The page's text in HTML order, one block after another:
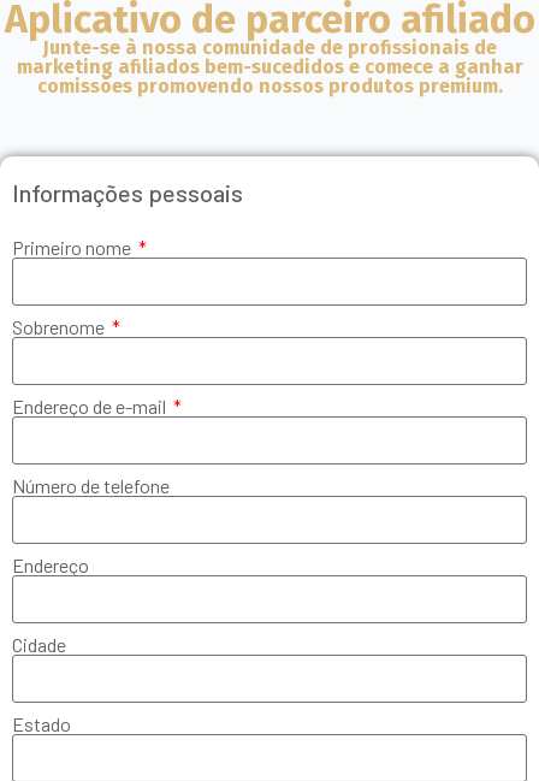
Aplicativo de parceiro afiliado
Junte-se à nossa comunidade de profissionais de
marketing afiliados bem-sucedidos e comece a ganhar
comissões promovendo nossos produtos premium.
Informações pessoais
Primeiro nome
Sobrenome
Endereço de e-mail
Número de telefone
Endereço
Cidade
Estado